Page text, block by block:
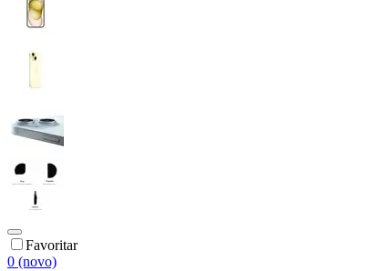
Favoritar
0 (novo)